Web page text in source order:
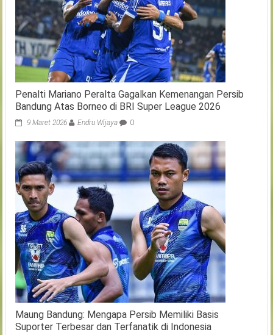
Penalti Mariano Peralta Gagalkan Kemenangan Persib
Bandung Atas Borneo di BRI Super League 2026
9 Maret 2026 Endru Wijaya 0
Maung Bandung: Mengapa Persib Memiliki Basis
Suporter Terbesar dan Terfanatik di Indonesia